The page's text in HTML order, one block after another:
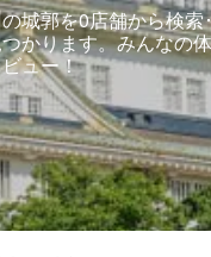
城郭を0店舗から検
かります。みんなの
ュー！